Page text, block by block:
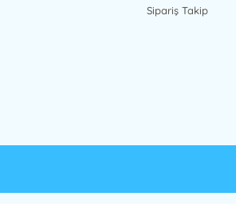
Sipariş Takip